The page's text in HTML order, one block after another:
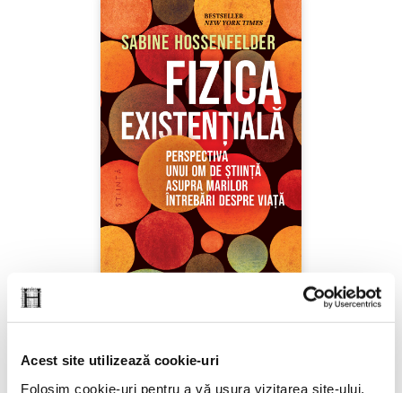
Acest site utilizează cookie-uri
Folosim cookie-uri pentru a vă ușura vizitarea site-ului,
Sabine Hossenfelder,Fizica existenţială
PREȚ 71.99 RON